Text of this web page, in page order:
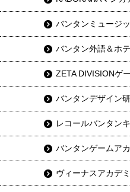
バンタンミュージ
バンタン外語＆ホ
ZETA DIVISIONゲ
バンタンデザイン
レコールバンタン
バンタンゲームア
ヴィーナスアカデ